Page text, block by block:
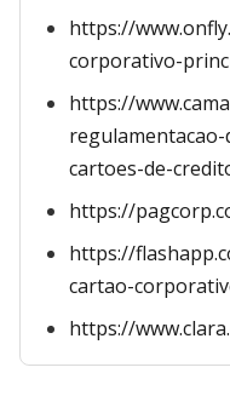
https://
corporativo-
https://
cartoes-de-
https://
https://
cartao-
https://